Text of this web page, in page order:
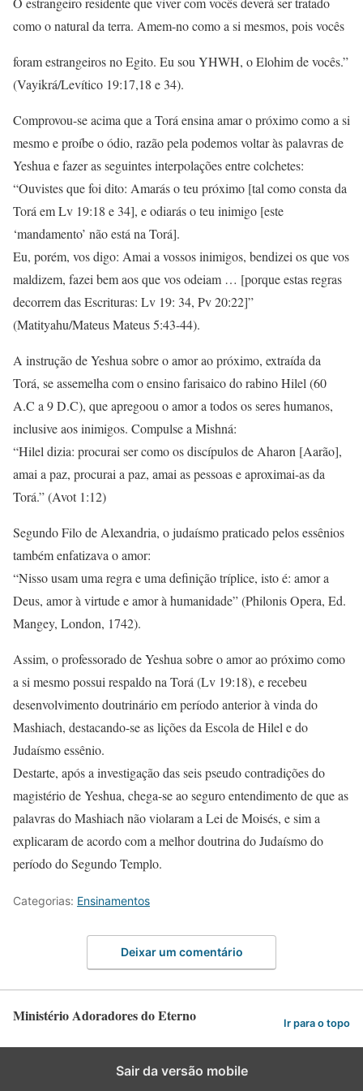
como o natural da terra. Amem-no como a si mesmos, pois vocês
foram estrangeiros no Egito. Eu sou YHWH, o Elohim de vocês.”
(Vayikrá/Levítico 19:17,18 e 34).
Comprovou-se acima que a Torá ensina amar o próximo como a si
mesmo e proíbe o ódio, razão pela podemos voltar às palavras de
Yeshua e fazer as seguintes interpolações entre colchetes:
“Ouvistes que foi dito: Amarás o teu próximo [tal como consta da
Torá em Lv 19:18 e 34], e odiarás o teu inimigo [este
‘mandamento’ não está na Torá].
Eu, porém, vos digo: Amai a vossos inimigos, bendizei os que vos
maldizem, fazei bem aos que vos odeiam … [porque estas regras
decorrem das Escrituras: Lv 19: 34, Pv 20:22]”
(Matityahu/Mateus Mateus 5:43-44).
A instrução de Yeshua sobre o amor ao próximo, extraída da
Torá, se assemelha com o ensino farisaico do rabino Hilel (60
A.C a 9 D.C), que apregoou o amor a todos os seres humanos,
inclusive aos inimigos. Compulse a Mishná:
“Hilel dizia: procurai ser como os discípulos de Aharon [Aarão],
amai a paz, procurai a paz, amai as pessoas e aproximai-as da
Torá.” (Avot 1:12)
Segundo Filo de Alexandria, o judaísmo praticado pelos essênios
também enfatizava o amor:
“Nisso usam uma regra e uma definição tríplice, isto é: amor a
Deus, amor à virtude e amor à humanidade” (Philonis Opera, Ed.
Mangey, London, 1742).
Assim, o professorado de Yeshua sobre o amor ao próximo como
a si mesmo possui respaldo na Torá (Lv 19:18), e recebeu
desenvolvimento doutrinário em período anterior à vinda do
Mashiach, destacando-se as lições da Escola de Hilel e do
Judaísmo essênio.
Destarte, após a investigação das seis pseudo contradições do
magistério de Yeshua, chega-se ao seguro entendimento de que as
palavras do Mashiach não violaram a Lei de Moisés, e sim a
explicaram de acordo com a melhor doutrina do Judaísmo do
período do Segundo Templo.
Categorias: Ensinamentos
Deixar um comentário
Ministério Adoradores do Eterno Ir para o topo
Sair da versão mobile